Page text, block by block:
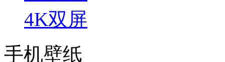
4K双屏
手机壁纸